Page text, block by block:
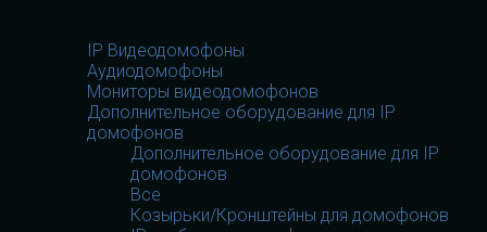
IP Видеодомофоны
Аудиодомофоны
Мониторы видеодомофонов
Дополнительное оборудование для IP
домофонов
Дополнительное оборудование для IP
домофонов
Все
Козырьки/Кронштейны для домофонов